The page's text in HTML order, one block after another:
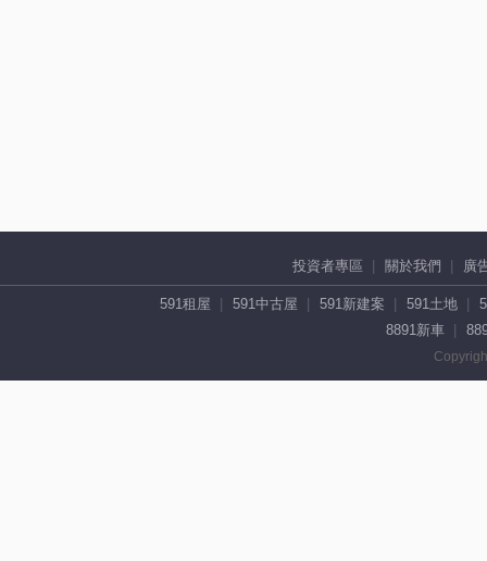
投資者專區 關於我們 廣
591租屋 591中古屋 591新建案 591土地
8891新車